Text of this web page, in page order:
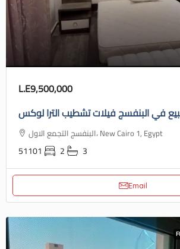
L.E9,500,000
في البنفسج فيلات تشطيب الترا لوكس
البنفسج التجمع الاول، New Cairo 1, Egypt
51101 2 3
Email